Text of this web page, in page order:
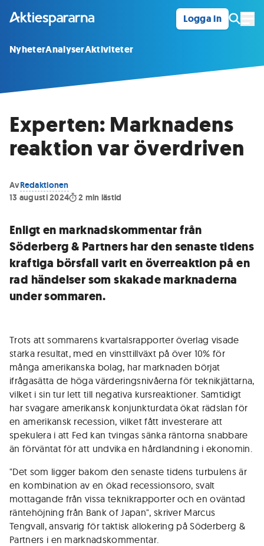
Logga in
NyheterAnalyserAktiviteter
Experten: Marknadens
reaktion var överdriven
AvRedaktionen
13 augusti 2024
2 min lästid
Enligt en marknadskommentar från
Söderberg & Partners har den senaste tidens
kraftiga börsfall varit en överreaktion på en
rad händelser som skakade marknaderna
under sommaren.
Trots att sommarens kvartalsrapporter överlag visade
starka resultat, med en vinsttillväxt på över 10% för
många amerikanska bolag, har marknaden börjat
ifrågasätta de höga värderingsnivåerna för teknikjättarna,
vilket i sin tur lett till negativa kursreaktioner. Samtidigt
har svagare amerikansk konjunkturdata ökat rädslan för
en amerikansk recession, vilket fått investerare att
spekulera i att Fed kan tvingas sänka räntorna snabbare
än förväntat för att undvika en hårdlandning i ekonomin.
"Det som ligger bakom den senaste tidens turbulens är
en kombination av en ökad recessionsoro, svalt
mottagande från vissa teknikrapporter och en oväntad
räntehöjning från Bank of Japan", skriver Marcus
Tengvall, ansvarig för taktisk allokering på Söderberg &
Partners i en marknadskommentar.